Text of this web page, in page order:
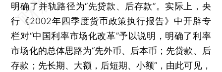
明确了并轨路径为“先贷款、后存款”。实际上，央
行《2002年四季度货币政策执行报告》中开辟专
栏对“中国利率市场化改革”予以说明，明确了利率
市场化的总体思路为“先外币、后本币；先贷款、后
存款；先长期、大额，后短期、小额”，由此可见，